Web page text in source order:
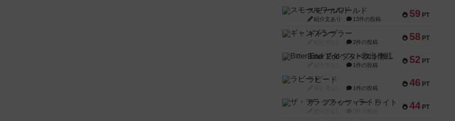
59 PT
スモールワールド
紹介文あり 13件の投稿
58 PT
ギャンブラー
2件の投稿
52 PT
Bitter End ブタペスト救出作戦
1件の投稿
46 PT
ラピード
1件の投稿
44 PT
ザ・フラッフィー・ライト